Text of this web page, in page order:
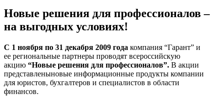
Новые решения для профессионалов –
на выгодных условиях!
С 1 ноября по 31 декабря 2009 года компания “Гарант” и
ее региональные партнеры проводят всероссийскую
акцию “Новые решения для профессионалов”. В акции
представленыновые информационные продукты компании
для юристов, бухгалтеров и специалистов в области
финансов.